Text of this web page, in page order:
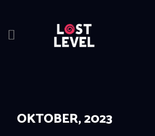
EVENTS
OKTOBER, 2023